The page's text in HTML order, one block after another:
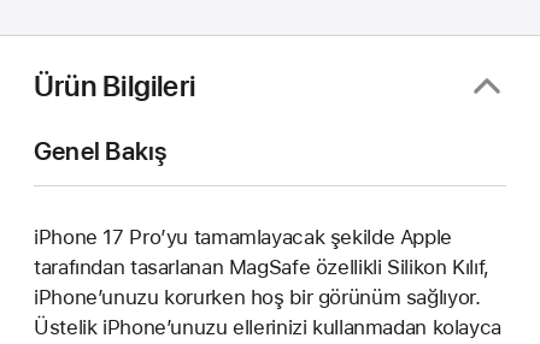
Ürün Bilgileri
Genel Bakış
iPhone 17 Pro’yu tamamlayacak şekilde Apple
tarafından tasarlanan MagSafe özellikli Silikon Kılıf,
iPhone’unuzu korurken hoş bir görünüm sağlıyor.
Üstelik iPhone’unuzu ellerinizi kullanmadan kolayca